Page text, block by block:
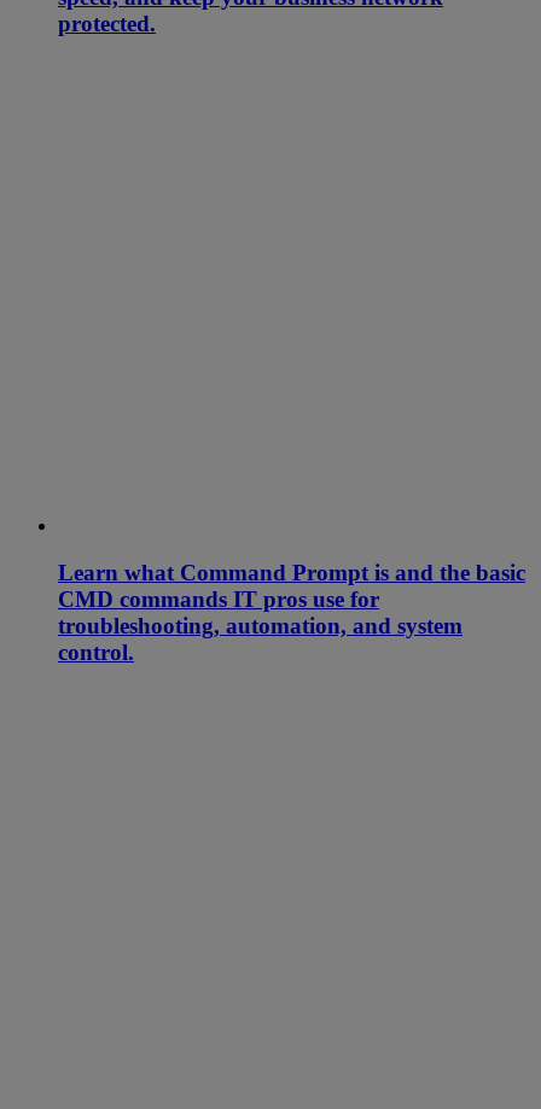
protected.
Learn what Command Prompt is and the basic
CMD commands IT pros use for
troubleshooting, automation, and system
control.